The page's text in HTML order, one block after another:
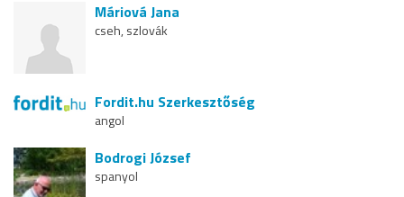
Máriová Jana
cseh, szlovák
Fordit.hu Szerkesztőség
angol
Bodrogi József
spanyol